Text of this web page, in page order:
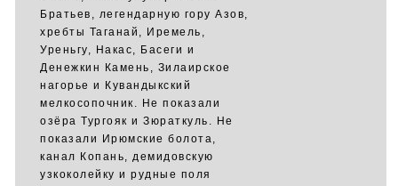
Братьев, легендарную гору Азов,
хребты Таганай, Иремель,
Уреньгу, Накас, Басеги и
Денежкин Камень, Зилаирское
нагорье и Кувандыкский
мелкосопочник. Не показали
озёра Тургояк и Зюраткуль. Не
показали Ирюмские болота,
канал Копань, демидовскую
узкоколейку и рудные поля